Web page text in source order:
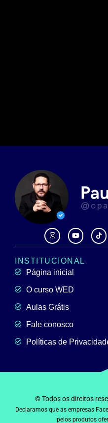
INSTITUCIONAL
Página inicial
O curso WED
Aulas Grátis
Fale conosco
Políticas de
© Todos os direitos
Declaramos que as empresas
pelos produtos